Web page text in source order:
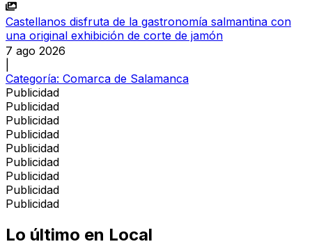
Castellanos disfruta de la gastronomía salmantina con
una original exhibición de corte de jamón
7 ago 2026
Categoría: Comarca de Salamanca
Publicidad
Publicidad
Publicidad
Publicidad
Publicidad
Publicidad
Publicidad
Publicidad
Publicidad
Lo último en Local